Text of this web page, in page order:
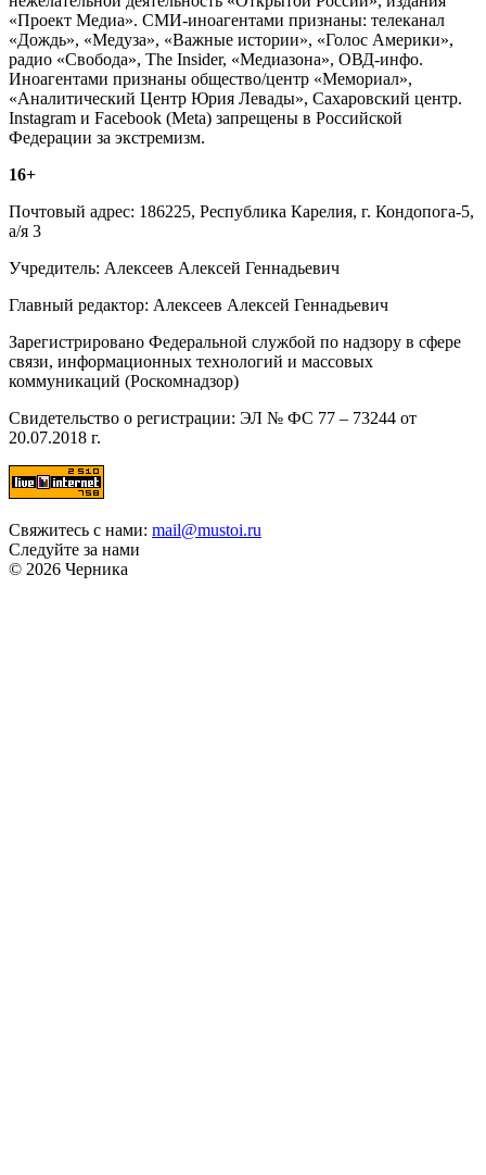
«Проект Медиа». СМИ-иноагентами признаны: телеканал
«Дождь», «Медуза», «Важные истории», «Голос Америки»,
радио «Свобода», The Insider, «Медиазона», ОВД-инфо.
Иноагентами признаны общество/центр «Мемориал»,
«Аналитический Центр Юрия Левады», Сахаровский центр.
Instagram и Facebook (Metа) запрещены в Российской
Федерации за экстремизм.
16+
Почтовый адрес: 186225, Республика Карелия, г. Кондопога-5,
а/я 3
Учредитель: Алексеев Алексей Геннадьевич
Главный редактор: Алексеев Алексей Геннадьевич
Зарегистрировано Федеральной службой по надзору в сфере
связи, информационных технологий и массовых
коммуникаций (Роскомнадзор)
Свидетельство о регистрации: ЭЛ № ФС 77 – 73244 от
20.07.2018 г.
Свяжитесь с нами: mail@mustoi.ru
Следуйте за нами
© 2026 Черника